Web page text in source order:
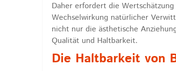
Daher erfordert die
Wechselwirkung natürlicher
nicht nur die ästhetische
Qualität und Haltbarkeit.
Die Haltbarkeit von